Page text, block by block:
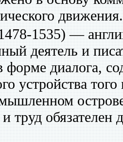
движения.
1535) —
деятель и
форме диалога,
устройства
труд обязателен